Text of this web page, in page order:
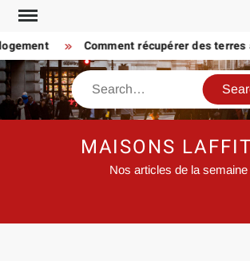
Skip
content
Comment récupérer des
Search
MAISONS
Nos articles de la semaine